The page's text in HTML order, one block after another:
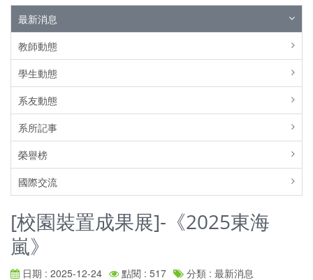
最新消息
教師動態
學生動態
系友動態
系所記事
榮譽榜
國際交流
[校園裝置成果展]-《2025東海
嵐》
日期 : 2025-12-24 點閱 : 517
分類 : 最新消息